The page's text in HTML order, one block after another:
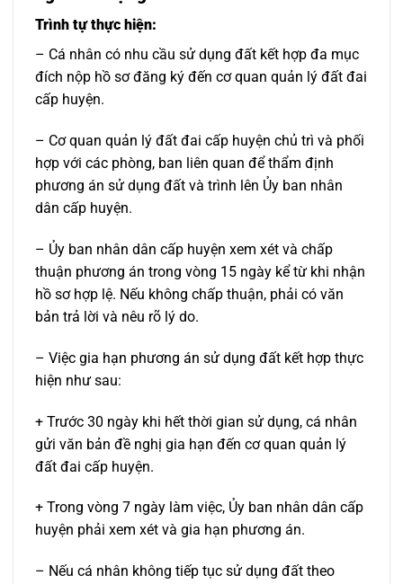
Trình tự thực hiện:
– Cá nhân có nhu cầu sử dụng đất kết hợp đa mục
đích nộp hồ sơ đăng ký đến cơ quan quản lý đất đai
cấp huyện.
– Cơ quan quản lý đất đai cấp huyện chủ trì và phối
hợp với các phòng, ban liên quan để thẩm định
phương án sử dụng đất và trình lên Ủy ban nhân
dân cấp huyện.
– Ủy ban nhân dân cấp huyện xem xét và chấp
thuận phương án trong vòng 15 ngày kể từ khi nhận
hồ sơ hợp lệ. Nếu không chấp thuận, phải có văn
bản trả lời và nêu rõ lý do.
– Việc gia hạn phương án sử dụng đất kết hợp thực
hiện như sau:
+ Trước 30 ngày khi hết thời gian sử dụng, cá nhân
gửi văn bản đề nghị gia hạn đến cơ quan quản lý
đất đai cấp huyện.
+ Trong vòng 7 ngày làm việc, Ủy ban nhân dân cấp
huyện phải xem xét và gia hạn phương án.
– Nếu cá nhân không tiếp tục sử dụng đất theo